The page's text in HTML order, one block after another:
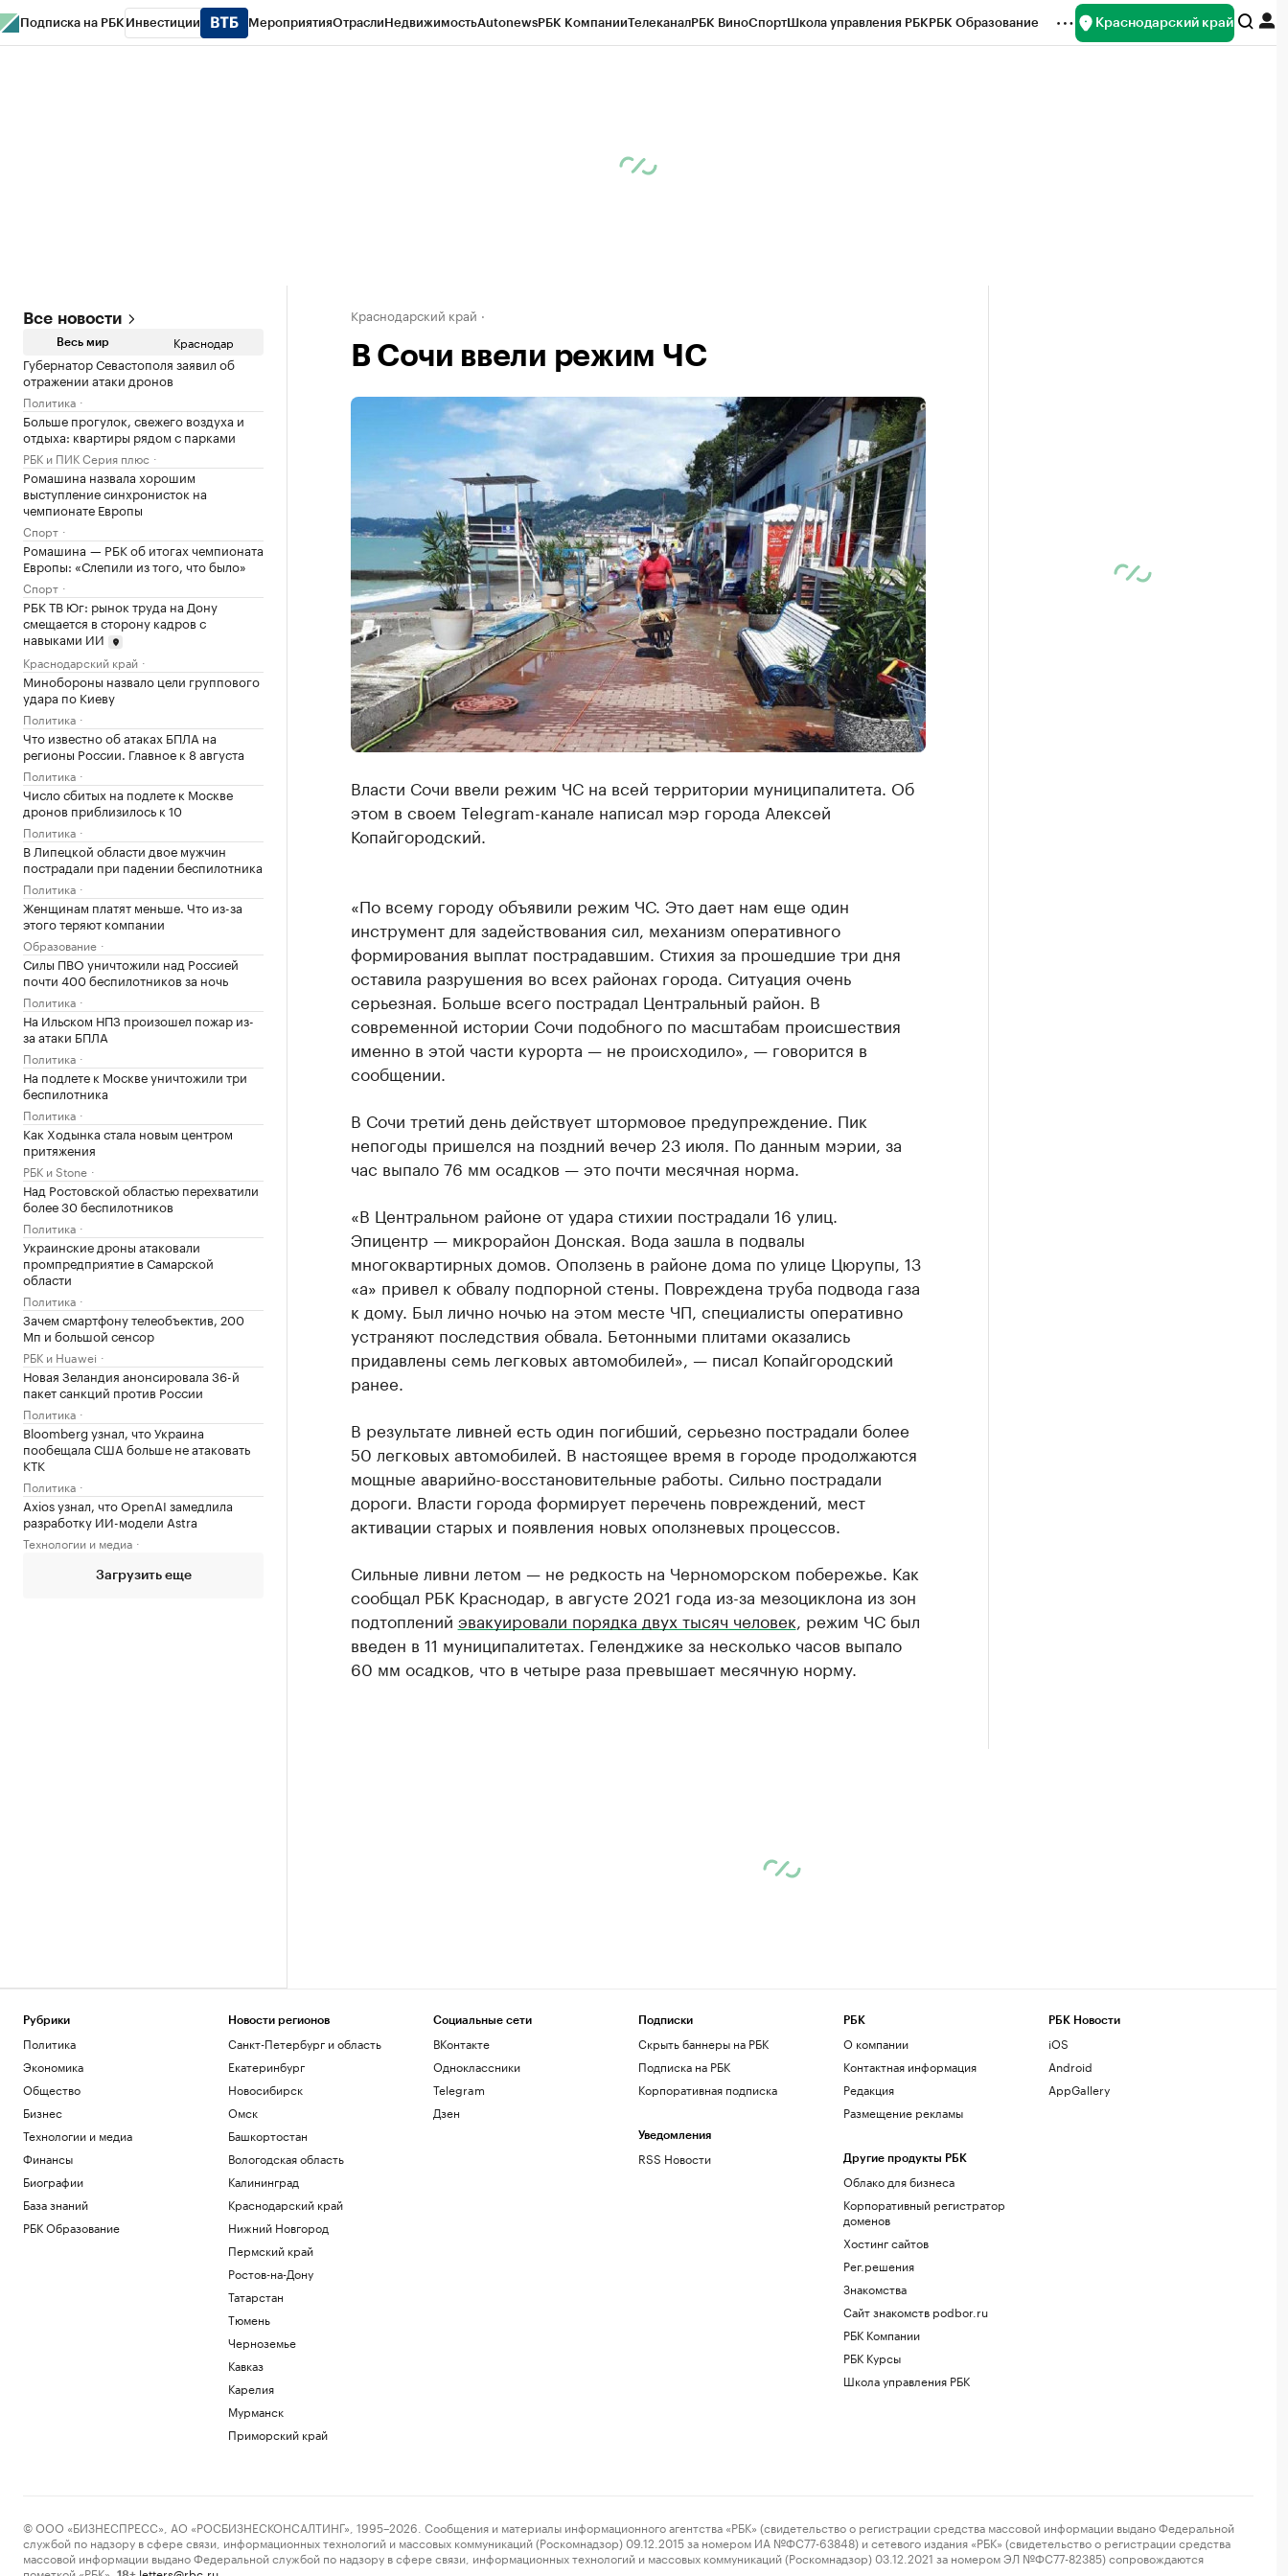
Подписка на РБК Инвестиции МероприятияОтраслиНедвижимостьAutonewsРБК КомпанииТелеканалРБК ВиноСпортШкола управления РБКРБК Образование Краснодарский край
Все новости
Весь мир Краснодар
Губернатор Севастополя заявил об
отражении атаки дронов
Политика
Больше прогулок, свежего воздуха и
отдыха: квартиры рядом с парками
РБК и ПИК Серия плюс
Ромашина назвала хорошим
выступление синхронисток на
чемпионате Европы
Спорт
Ромашина — РБК об итогах чемпионата
Европы: «Слепили из того, что было»
Спорт
РБК ТВ Юг: рынок труда на Дону
смещается в сторону кадров с
навыками ИИ
Краснодарский край
Минобороны назвало цели группового
удара по Киеву
Политика
Что известно об атаках БПЛА на
регионы России. Главное к 8 августа
Политика
Число сбитых на подлете к Москве
дронов приблизилось к 10
Политика
В Липецкой области двое мужчин
пострадали при падении беспилотника
Политика
Женщинам платят меньше. Что из-за
этого теряют компании
Образование
Силы ПВО уничтожили над Россией
почти 400 беспилотников за ночь
Политика
На Ильском НПЗ произошел пожар из-
за атаки БПЛА
Политика
На подлете к Москве уничтожили три
беспилотника
Политика
Как Ходынка стала новым центром
притяжения
РБК и Stone
Над Ростовской областью перехватили
более 30 беспилотников
Политика
Украинские дроны атаковали
промпредприятие в Самарской
области
Политика
Зачем смартфону телеобъектив, 200
Мп и большой сенсор
РБК и Huawei
Новая Зеландия анонсировала 36-й
пакет санкций против России
Политика
Bloomberg узнал, что Украина
пообещала США больше не атаковать
КТК
Политика
Axios узнал, что OpenAI замедлила
разработку ИИ-модели Astra
Технологии и медиа
Загрузить еще
Краснодарский край
В Сочи ввели режим ЧС
Власти Сочи ввели режим ЧС на всей территории муниципалитета. Об
этом в своем Telegram-канале написал мэр города Алексей
Копайгородский.
«По всему городу объявили режим ЧС. Это дает нам еще один
инструмент для задействования сил, механизм оперативного
формирования выплат пострадавшим. Стихия за прошедшие три дня
оставила разрушения во всех районах города. Ситуация очень
серьезная. Больше всего пострадал Центральный район. В
современной истории Сочи подобного по масштабам происшествия
именно в этой части курорта — не происходило», — говорится в
сообщении.
В Сочи третий день действует штормовое предупреждение. Пик
непогоды пришелся на поздний вечер 23 июля. По данным мэрии, за
час выпало 76 мм осадков — это почти месячная норма.
«В Центральном районе от удара стихии пострадали 16 улиц.
Эпицентр — микрорайон Донская. Вода зашла в подвалы
многоквартирных домов. Оползень в районе дома по улице Цюрупы, 13
«а» привел к обвалу подпорной стены. Повреждена труба подвода газа
к дому. Был лично ночью на этом месте ЧП, специалисты оперативно
устраняют последствия обвала. Бетонными плитами оказались
придавлены семь легковых автомобилей», — писал Копайгородский
ранее.
В результате ливней есть один погибший, серьезно пострадали более
50 легковых автомобилей. В настоящее время в городе продолжаются
мощные аварийно-восстановительные работы. Сильно пострадали
дороги. Власти города формирует перечень повреждений, мест
активации старых и появления новых оползневых процессов.
Сильные ливни летом — не редкость на Черноморском побережье. Как
сообщал РБК Краснодар, в августе 2021 года из-за мезоциклона из зон
подтоплений эвакуировали порядка двух тысяч человек , режим ЧС был
введен в 11 муниципалитетах. Геленджике за несколько часов выпало
60 мм осадков, что в четыре раза превышает месячную норму.
Рубрики
Политика
Экономика
Общество
Бизнес
Технологии и медиа
Финансы
Биографии
База знаний
РБК Образование
Новости регионов
Санкт-Петербург и область
Екатеринбург
Новосибирск
Омск
Башкортостан
Вологодская область
Калининград
Краснодарский край
Нижний Новгород
Пермский край
Ростов-на-Дону
Татарстан
Тюмень
Черноземье
Кавказ
Карелия
Мурманск
Приморский край
Социальные сети
ВКонтакте
Одноклассники
Telegram
Дзен
Подписки
Скрыть баннеры на РБК
Подписка на РБК
Корпоративная подписка
Уведомления
RSS Новости
РБК
О компании
Контактная информация
Редакция
Размещение рекламы
Другие продукты РБК
Облако для бизнеса
Корпоративный регистратор
доменов
Хостинг сайтов
Рег.решения
Знакомства
Сайт знакомств podbor.ru
РБК Компании
РБК Курсы
Школа управления РБК
РБК Новости
iOS
Android
AppGallery
© ООО «БИЗНЕСПРЕСС», АО «РОСБИЗНЕСКОНСАЛТИНГ», 1995–2026. Сообщения и материалы информационного агентства «РБК» (свидетельство о регистрации средства массовой информации выдано Федеральной
службой по надзору в сфере связи, информационных технологий и массовых коммуникаций (Роскомнадзор) 09.12.2015 за номером ИА №ФС77-63848) и сетевого издания «РБК» (свидетельство о регистрации средства
массовой информации выдано Федеральной службой по надзору в сфере связи, информационных технологий и массовых коммуникаций (Роскомнадзор) 03.12.2021 за номером ЭЛ №ФС77-82385) сопровождаются